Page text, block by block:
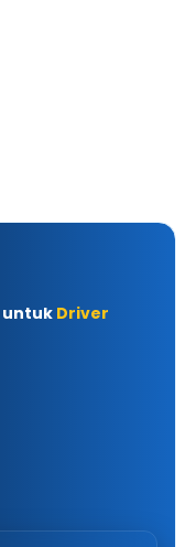
untuk Driver